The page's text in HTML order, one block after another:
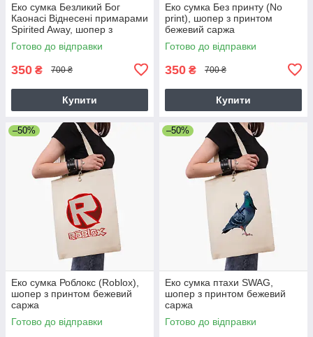
Еко сумка Безликий Бог
Каонасі Віднесені примарами
Spirited Away, шопер з
принтом бежевий саржа
Готово до відправки
350 ₴ 700 ₴
Купити
Еко сумка Без принту (No
print), шопер з принтом
бежевий саржа
Готово до відправки
350 ₴ 700 ₴
Купити
–50%
Еко сумка Роблокс (Roblox),
шопер з принтом бежевий
саржа
Готово до відправки
–50%
Еко сумка птахи SWAG,
шопер з принтом бежевий
саржа
Готово до відправки